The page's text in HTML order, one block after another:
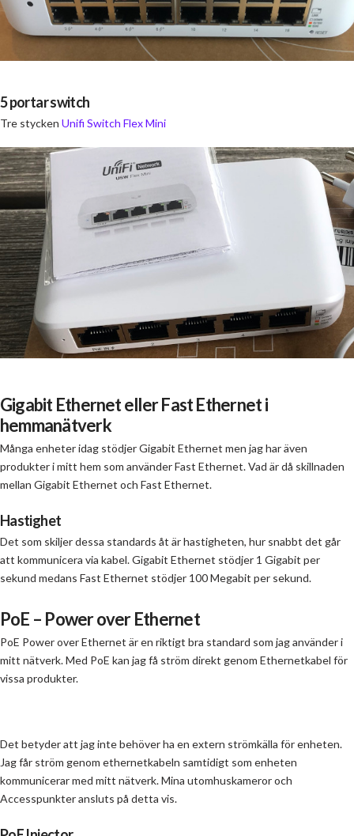
5 portar switch
Tre stycken Unifi Switch Flex Mini
Gigabit Ethernet eller Fast Ethernet i
hemmanätverk
Många enheter idag stödjer Gigabit Ethernet men jag har även
produkter i mitt hem som använder Fast Ethernet. Vad är då skillnaden
mellan Gigabit Ethernet och Fast Ethernet.
Hastighet
Det som skiljer dessa standards åt är hastigheten, hur snabbt det går
att kommunicera via kabel. Gigabit Ethernet stödjer 1 Gigabit per
sekund medans Fast Ethernet stödjer 100 Megabit per sekund.
PoE – Power over Ethernet
PoE Power over Ethernet är en riktigt bra standard som jag använder i
mitt nätverk. Med PoE kan jag få ström direkt genom Ethernetkabel för
vissa produkter.
Det betyder att jag inte behöver ha en extern strömkälla för enheten.
Jag får ström genom ethernetkabeln samtidigt som enheten
kommunicerar med mitt nätverk. Mina utomhuskameror och
Accesspunkter ansluts på detta vis.